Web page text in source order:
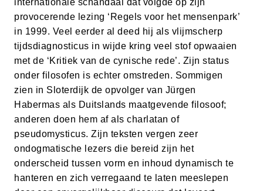
internationale schandaal dat volgde op zijn
provocerende lezing ‘Regels voor het mensenpark’
in 1999. Veel eerder al deed hij als vlijmscherp
tijdsdiagnosticus in wijde kring veel stof opwaaien
met de ‘Kritiek van de cynische rede’. Zijn status
onder filosofen is echter omstreden. Sommigen
zien in Sloterdijk de opvolger van Jürgen
Habermas als Duitslands maatgevende filosoof;
anderen doen hem af als charlatan of
pseudomysticus. Zijn teksten vergen zeer
ondogmatische lezers die bereid zijn het
onderscheid tussen vorm en inhoud dynamisch te
hanteren en zich verregaand te laten meeslepen